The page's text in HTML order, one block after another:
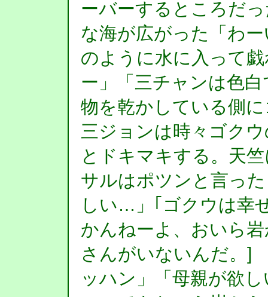
ーバーするところだ
な海が広がった「わ
のように水に入って
ー」「三チャンは色
物を乾かしている側
三ジョンは時々ゴク
とドキマキする。天
サルはポツンと言っ
しい…」｢ゴクウは幸
かんねーよ、おいら
さんがいないんだ。
ッハン」「母親が欲